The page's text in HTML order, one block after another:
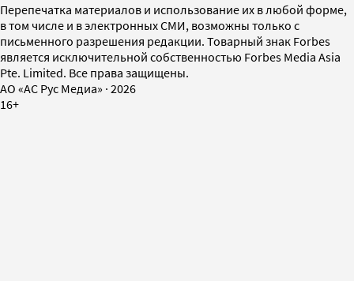
Перепечатка материалов и использование их в любой форме,
в том числе и в электронных СМИ, возможны только с
письменного разрешения редакции. Товарный знак Forbes
является исключительной собственностью Forbes Media Asia
Pte. Limited. Все права защищены.
AO «АС Рус Медиа» · 2026
16+